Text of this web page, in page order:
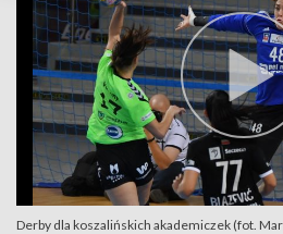
Derby dla koszalińskich akademiczek (fot.